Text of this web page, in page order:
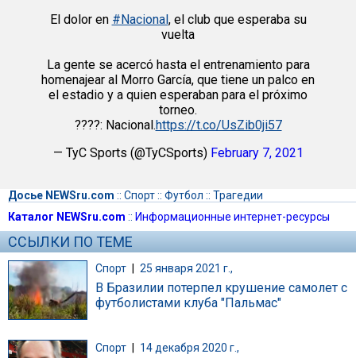
El dolor en #Nacional, el club que esperaba su
vuelta
La gente se acercó hasta el entrenamiento para
homenajear al Morro García, que tiene un palco en
el estadio y a quien esperaban para el próximo
torneo.
????: Nacional.https://t.co/UsZib0ji57
— TyC Sports (@TyCSports) February 7, 2021
Досье NEWSru.com :: Спорт:: Футбол :: Трагедии
Каталог NEWSru.com :: Информационные интернет-ресурсы
ССЫЛКИ ПО ТЕМЕ
Спорт | 25 января 2021 г.,
В Бразилии потерпел крушение самолет с
футболистами клуба "Пальмас"
Спорт 14 декабря 2020 г.,